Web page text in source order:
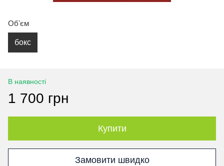
Обʼєм
бокс
В наявності
1 700 грн
Купити
Замовити швидко